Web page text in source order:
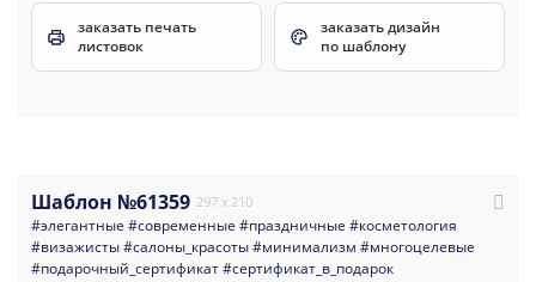
заказать печать
листовок
заказать дизайн
по шаблону
Шаблон №61359 297 x 210
#элегантные #современные #праздничные #косметология
#визажисты#салоны_красоты#минимализм #многоцелевые
#подарочный_сертификат#сертификат_в_подарок